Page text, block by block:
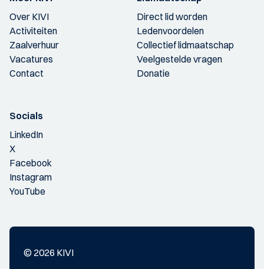
Over KIVI
Activiteiten
Zaalverhuur
Vacatures
Contact
Direct lid worden
Ledenvoordelen
Collectief lidmaatschap
Veelgestelde vragen
Donatie
Socials
LinkedIn
X
Facebook
Instagram
YouTube
© 2026 KIVI